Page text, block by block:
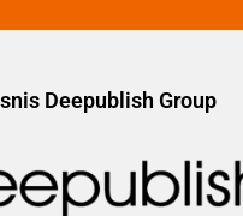
Deepublish Group